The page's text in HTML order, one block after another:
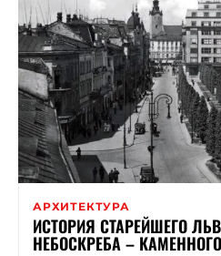
АРХИТЕКТУРА
ИСТОРИЯ СТАРЕЙШЕГО
НЕБОСКРЕБА –